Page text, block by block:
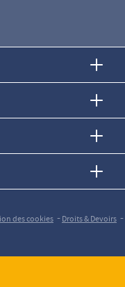
des cookies -Droits & Devoirs -